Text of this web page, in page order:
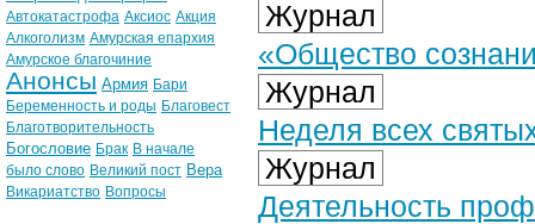
Журнал
«Общество
Журнал
Неделя всех
Журнал
Деятельность
Автокатастрофа Аксиос Акция
Алкоголизм Амурская епархия
Амурское благочиние
Анонсы Армия Бари
Беременность и роды Благовест
Благотворительность
Богословие Брак В начале
было слово Великий пост Вера
Викариатство Вопросы